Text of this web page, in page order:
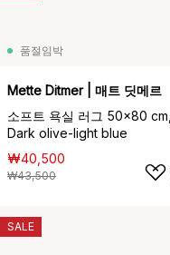
품절임박
Mette Ditmer | 매트 딧메르
소프트 욕실 러그 50x80 cm,
Dark olive-light blue
₩40,500
₩43,500
SALE